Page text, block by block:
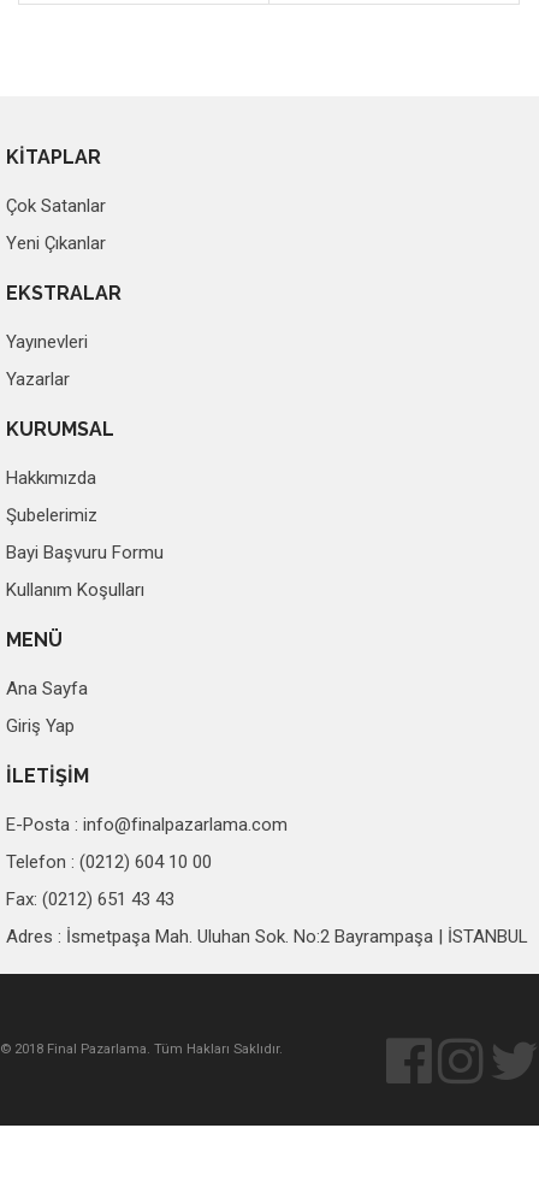
KİTAPLAR
Çok Satanlar
Yeni Çıkanlar
EKSTRALAR
Yayınevleri
Yazarlar
KURUMSAL
Hakkımızda
Şubelerimiz
Bayi Başvuru Formu
Kullanım Koşulları
MENÜ
Ana Sayfa
Giriş Yap
İLETİŞİM
E-Posta : info@finalpazarlama.com
Telefon : (0212) 604 10 00
Fax: (0212) 651 43 43
Adres : İsmetpaşa Mah. Uluhan Sok. No:2 Bayrampaşa | İSTANBUL
© 2018 Final Pazarlama. Tüm Hakları Saklıdır.